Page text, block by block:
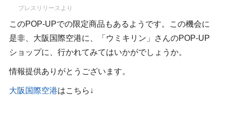
プレスリリースより
このPOP-UPでの限定商品もあるようです。この機会に
是非、大阪国際空港に、「ウミキリン」さんのPOP-UP
ショップに、行かれてみてはいかがでしょうか。
情報提供ありがとうございます。
大阪国際空港はこちら↓